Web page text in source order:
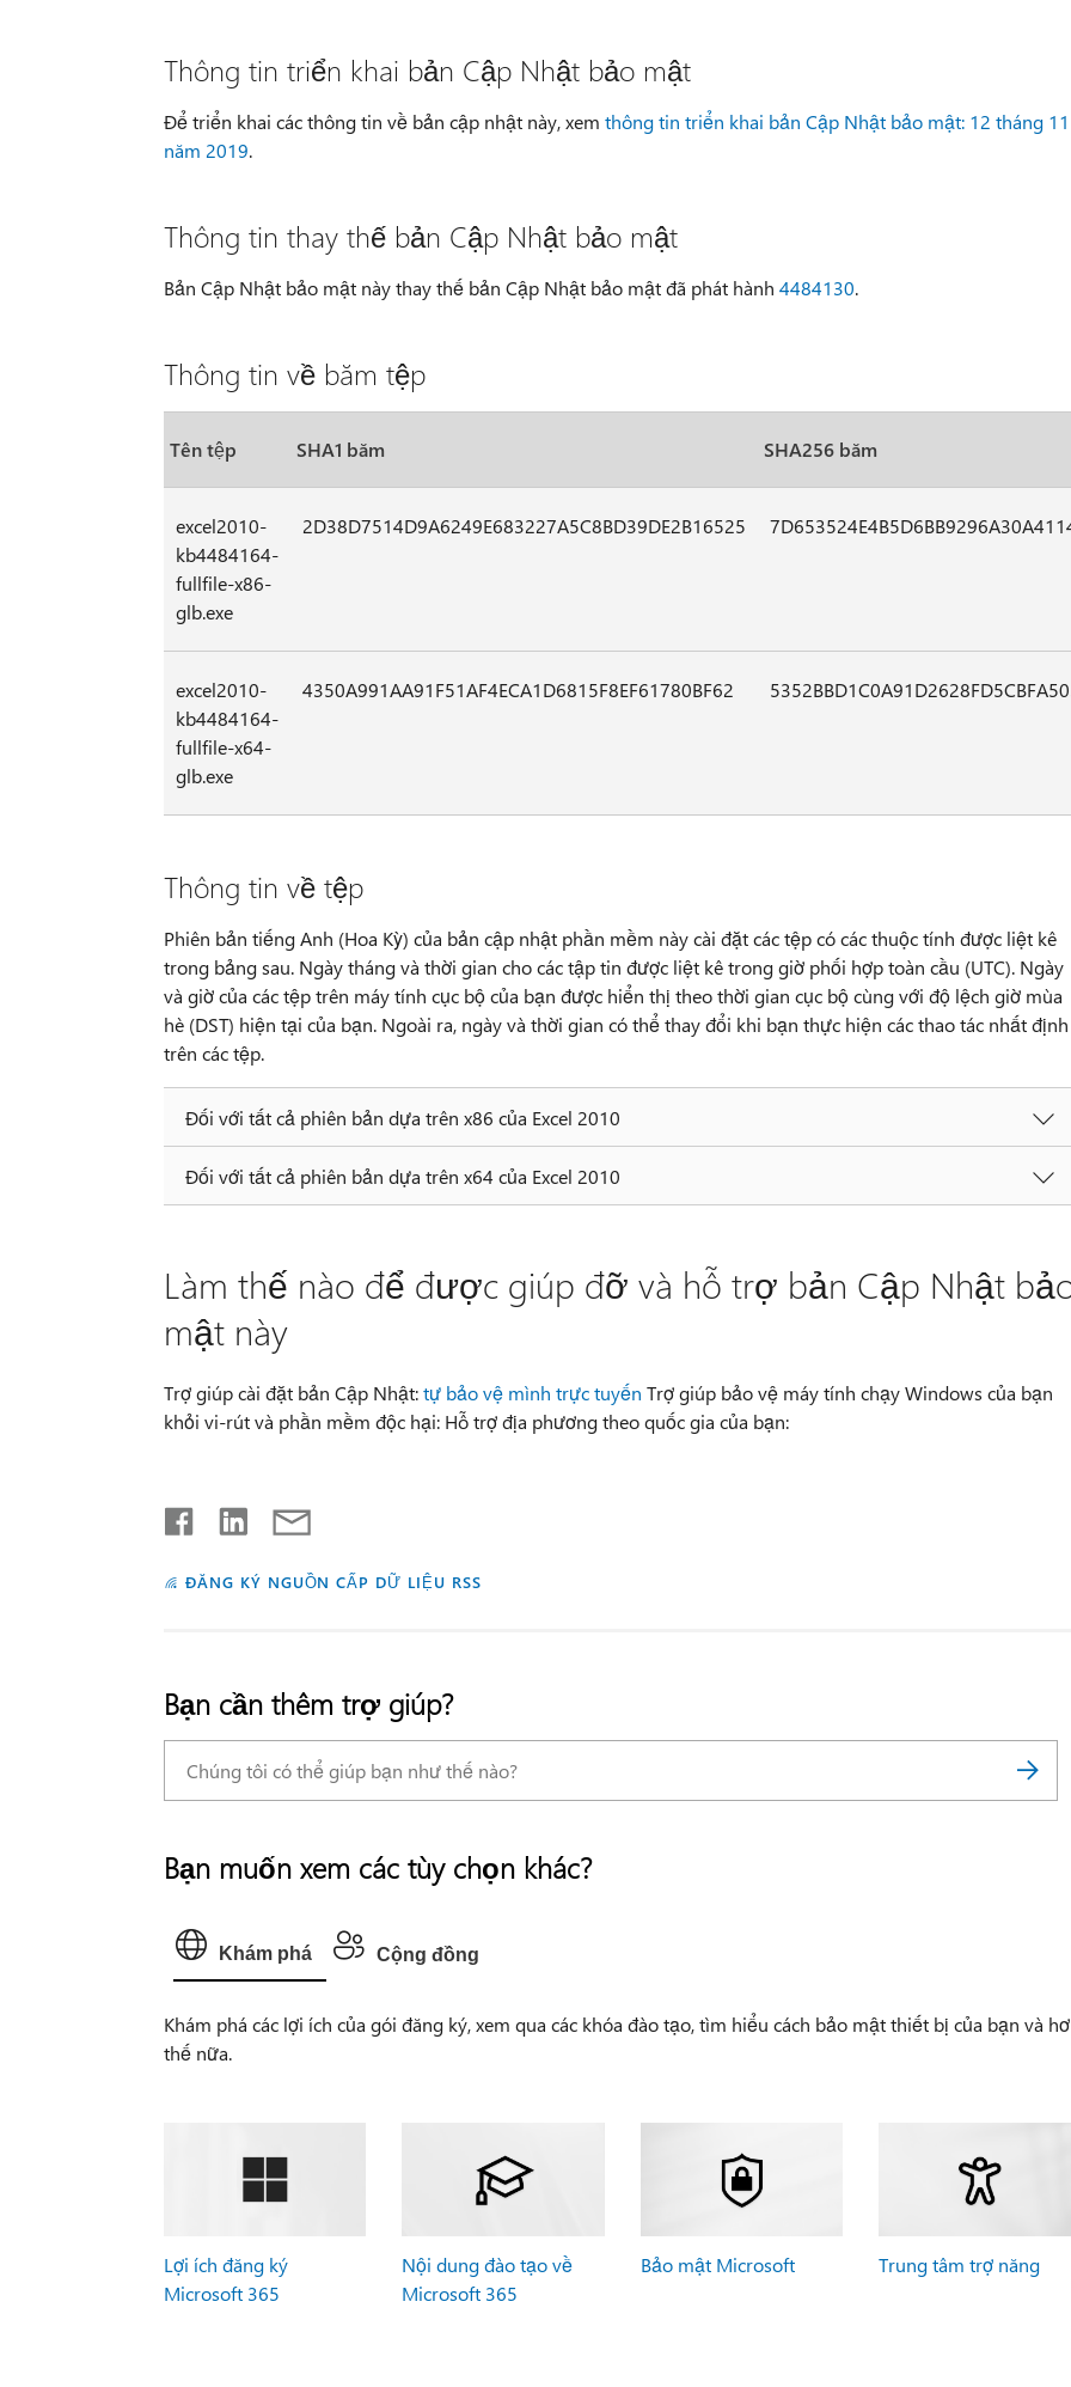
Thông tin triển khai bản Cập Nhật bảo mật
Để triển khai các thông tin về bản cập nhật này, xem thông tin triển khai bản Cập Nhật bảo mật: 12 tháng 11
năm 2019.
Thông tin thay thế bản Cập Nhật bảo mật
Bản Cập Nhật bảo mật này thay thế bản Cập Nhật bảo mật đã phát hành 4484130.
Thông tin về băm tệp
Tên tệp SHA1 băm SHA256 băm
excel2010-
kb4484164-
fullfile-x86-
glb.exe
2D38D7514D9A6249E683227A5C8BD39DE2B16525
excel2010-
kb4484164-
fullfile-x64-
glb.exe
4350A991AA91F51AF4ECA1D6815F8EF61780BF62
Thông tin về tệp
Phiên bản tiếng Anh (Hoa Kỳ) của bản cập nhật phần mềm này cài đặt các tệp có các thuộc tính được liệt kê
trong bảng sau. Ngày tháng và thời gian cho các tập tin được liệt kê trong giờ phối hợp toàn cầu (UTC). Ngày
và giờ của các tệp trên máy tính cục bộ của bạn được hiển thị theo thời gian cục bộ cùng với độ lệch giờ mùa
hè (DST) hiện tại của bạn. Ngoài ra, ngày và thời gian có thể thay đổi khi bạn thực hiện các thao tác nhất định
trên các tệp.
Đối với tất cả phiên bản dựa trên x86 của Excel 2010
Đối với tất cả phiên bản dựa trên x64 của Excel 2010
Làm thế nào để được giúp đỡ và hỗ trợ bản Cập Nhật
mật này
Trợ giúp cài đặt bản Cập Nhật:tự bảo vệ mình trực tuyến Trợ giúp bảo vệ máy tính chạy Windows của bạn
khỏi vi-rút và phần mềm độc hại: Hỗ trợ địa phương theo quốc gia của bạn:
ĐĂNG KÝ NGUỒN CẤP DỮ LIỆU RSS
Bạn cần thêm trợ giúp?
Bạn muốn xem các tùy chọn khác?
Khám phá Cộng đồng
Khám phá các lợi ích của gói đăng ký, xem qua các khóa đào tạo, tìm hiểu cách bảo mật thiết bị của bạn và
thế nữa.
Lợi ích đăng ký
Microsoft 365
Nội dung đào tạo về
Microsoft 365
Bảo mật Microsoft Trung tâm trợ năng